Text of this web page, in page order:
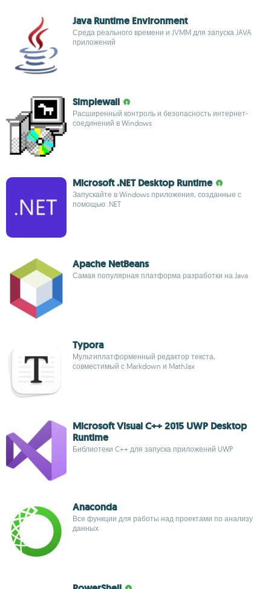
Java Runtime Environment
Среда реального времени и JVMM для запуска JAVA
приложений
Simplewall
Расширенный контроль и безопасность интернет-
соединений в Windows
Microsoft .NET Desktop Runtime
Запускайте в Windows приложения, созданные с
помощью .NET
Apache NetBeans
Самая популярная платформа разработки на Java
Typora
Мультиплатформенный редактор текста,
совместимый с Markdown и MathJax
Microsoft Visual C++ 2015 UWP Desktop
Runtime
Библиотеки C++ для запуска приложений UWP
Anaconda
Все функции для работы над проектами по анализу
данных